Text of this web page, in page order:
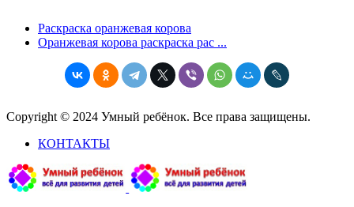
Раскраска оранжевая корова
Оранжевая корова раскраска рас ...
Copyright © 2024 Умный ребёнок. Все права защищены.
КОНТАКТЫ